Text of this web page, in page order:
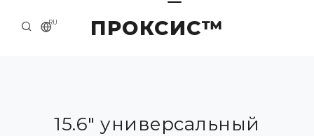
ПРОКСИС™
RU
О КОМПАНИИ
15.6" универсальный